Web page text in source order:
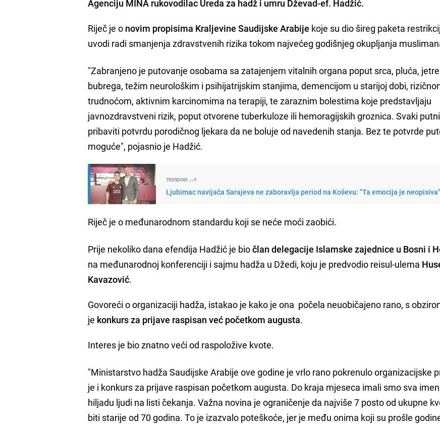
Agenciju MINA rukovodilac Ureda za hadž i umru Dževad-ef. Hadžić.
Riječ je o novim propisima Kraljevine Saudijske Arabije koje su dio šireg paketa
uvodi radi smanjenja zdravstvenih rizika tokom najvećeg godišnjeg okupljanja
"Zabranjeno je putovanje osobama sa zatajenjem vitalnih organa poput srca, pluća,
bubrega, težim neurološkim i psihijatrijskim stanjima, demencijom u starijoj dobi,
trudnoćom, aktivnim karcinomima na terapiji, te zaraznim bolestima koje predstavljaju
javnozdravstveni rizik, poput otvorene tuberkuloze ili hemoragijskih groznica. Svaki
pribaviti potvrdu porodičnog ljekara da ne boluje od navedenih stanja. Bez te potvrde
moguće", pojasnio je Hadžić.
TRENDING
Ljubimac navijača Sarajeva ne zaboravlja period na Koševu: "Ta emocija je neopisiva"
Riječ je o međunarodnom standardu koji se neće moći zaobići.
Prije nekoliko dana efendija Hadžić je biočlan delegacije Islamske zajednice u Bosni i
na međunarodnoj konferenciji i sajmu hadža u Džedi, koju je predvodio reisul-ulema
Kavazović.
Govoreći o organizaciji hadža, istakao je kako je ona počela neuobičajeno rano, s
je konkurs za prijave raspisan već početkom augusta.
Interes je bio znatno veći od raspoložive kvote.
"Ministarstvo hadža Saudijske Arabije ove godine je vrlo rano pokrenulo organizacijske
je i konkurs za prijave raspisan početkom augusta. Do kraja mjeseca imali smo sva
hiljadu ljudi na listi čekanja. Važna novina je ograničenje da najviše 7 posto od ukupne
biti starije od 70 godina. To je izazvalo poteškoće, jer je među onima koji su prošle